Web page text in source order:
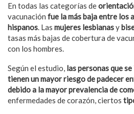
En todas las categorías de
vacunación fue la más baja entre los
hispanos. Las mujeres lesbianasy
tasas más bajas de cobertura de
con los hombres.
Según el estudio, las personas que
tienen un mayor riesgo de padecer
debido a la mayor prevalencia de
enfermedades de corazón, ciertos